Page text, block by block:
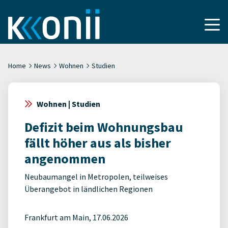
Home News Wohnen Studien
Wohnen | Studien
Defizit beim Wohnungsbau
fällt höher aus als bisher
angenommen
Neubaumangel in Metropolen, teilweises
Überangebot in ländlichen Regionen
Frankfurt am Main, 17.06.2026